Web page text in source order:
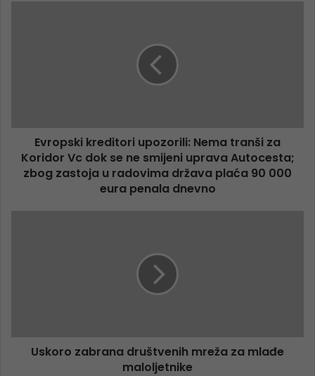
Evropski kreditori upozorili: Nema tranši za
Koridor Vc dok se ne smijeni uprava Autocesta;
zbog zastoja u radovima država plaća 90 000
eura penala dnevno
Uskoro zabrana društvenih mreža za mlađe
maloljetnike